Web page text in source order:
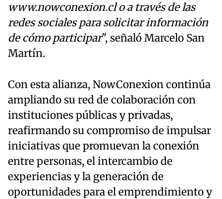
www.nowconexion.cl o a través de las
redes sociales para solicitar información
de cómo participar", señaló Marcelo San
Martín.
Con esta alianza, NowConexion continúa
ampliando su red de colaboración con
instituciones públicas y privadas,
reafirmando su compromiso de impulsar
iniciativas que promuevan la conexión
entre personas, el intercambio de
experiencias y la generación de
oportunidades para el emprendimiento y